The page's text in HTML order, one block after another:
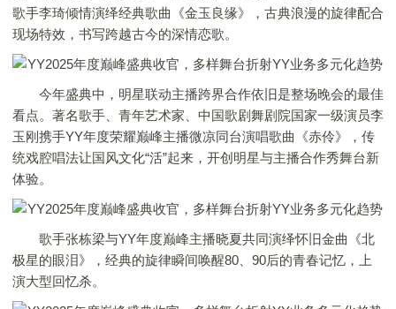
歌手李琦倾情演绎经典歌曲《金玉良缘》，古典浪漫的旋律配合
现场特效，书写跨越古今的深情恋歌。
今年盛典中，明星联动主播跨界合作依旧是整场晚会的最佳
看点。著名歌手、青年艺术家、中国歌剧舞剧院国家一级演员李
玉刚携手YY年度荣耀巅峰主播微凉同台演唱歌曲《赤伶》，传
统戏腔唱法让国风文化“活”起来，开创明星与主播合作秀舞台新
体验。
歌手张栋梁与YY年度巅峰主播晓夏共同演绎怀旧金曲《北
极星的眼泪》，经典的旋律瞬间唤醒80、90后的青春记忆，上
演大型回忆杀。